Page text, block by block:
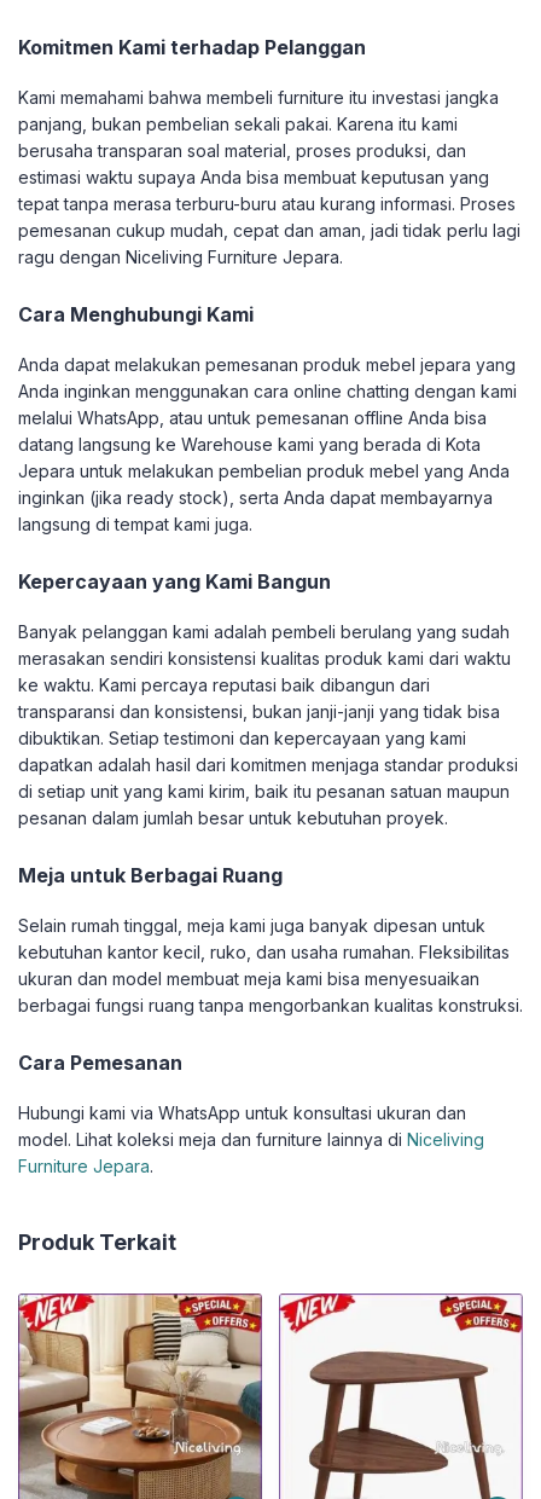
Komitmen Kami terhadap Pelanggan
Kami memahami bahwa membeli furniture itu investasi jangka
panjang, bukan pembelian sekali pakai. Karena itu kami
berusaha transparan soal material, proses produksi, dan
estimasi waktu supaya Anda bisa membuat keputusan yang
tepat tanpa merasa terburu-buru atau kurang informasi. Proses
pemesanan cukup mudah, cepat dan aman, jadi tidak perlu lagi
ragu dengan Niceliving Furniture Jepara.
Cara Menghubungi Kami
Anda dapat melakukan pemesanan produk mebel jepara yang
Anda inginkan menggunakan cara online chatting dengan kami
melalui WhatsApp, atau untuk pemesanan offline Anda bisa
datang langsung ke Warehouse kami yang berada di Kota
Jepara untuk melakukan pembelian produk mebel yang Anda
inginkan (jika ready stock), serta Anda dapat membayarnya
langsung di tempat kami juga.
Kepercayaan yang Kami Bangun
Banyak pelanggan kami adalah pembeli berulang yang sudah
merasakan sendiri konsistensi kualitas produk kami dari waktu
ke waktu. Kami percaya reputasi baik dibangun dari
transparansi dan konsistensi, bukan janji-janji yang tidak bisa
dibuktikan. Setiap testimoni dan kepercayaan yang kami
dapatkan adalah hasil dari komitmen menjaga standar produksi
di setiap unit yang kami kirim, baik itu pesanan satuan maupun
pesanan dalam jumlah besar untuk kebutuhan proyek.
Meja untuk Berbagai Ruang
Selain rumah tinggal, meja kami juga banyak dipesan untuk
kebutuhan kantor kecil, ruko, dan usaha rumahan. Fleksibilitas
ukuran dan model membuat meja kami bisa menyesuaikan
berbagai fungsi ruang tanpa mengorbankan kualitas konstruksi.
Cara Pemesanan
Hubungi kami via WhatsApp untuk konsultasi ukuran dan
model. Lihat koleksi meja dan furniture lainnya di Niceliving
Furniture Jepara.
Produk Terkait